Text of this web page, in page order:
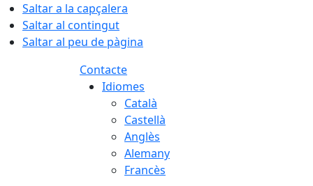
Saltar a la capçalera
Saltar al contingut
Saltar al peu de pàgina
Contacte
Idiomes
Català
Castellà
Anglès
Alemany
Francès